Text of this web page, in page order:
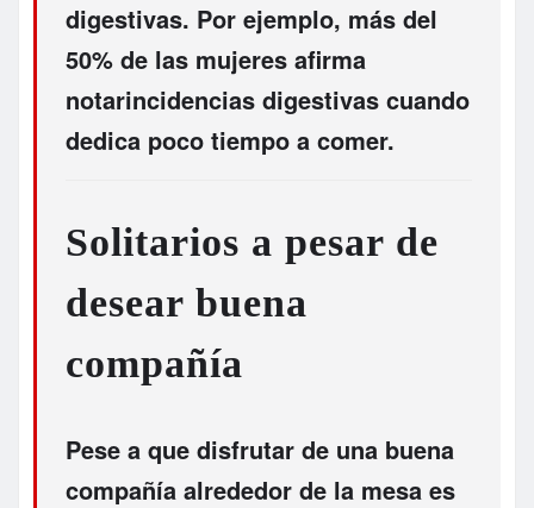
digestivas. Por ejemplo, más del
50% de las mujeres afirma
notarincidencias digestivas cuando
dedica poco tiempo a comer.
Solitarios a pesar de
desear buena
compañía
Pese a que disfrutar de una buena
compañía alrededor de la mesa es